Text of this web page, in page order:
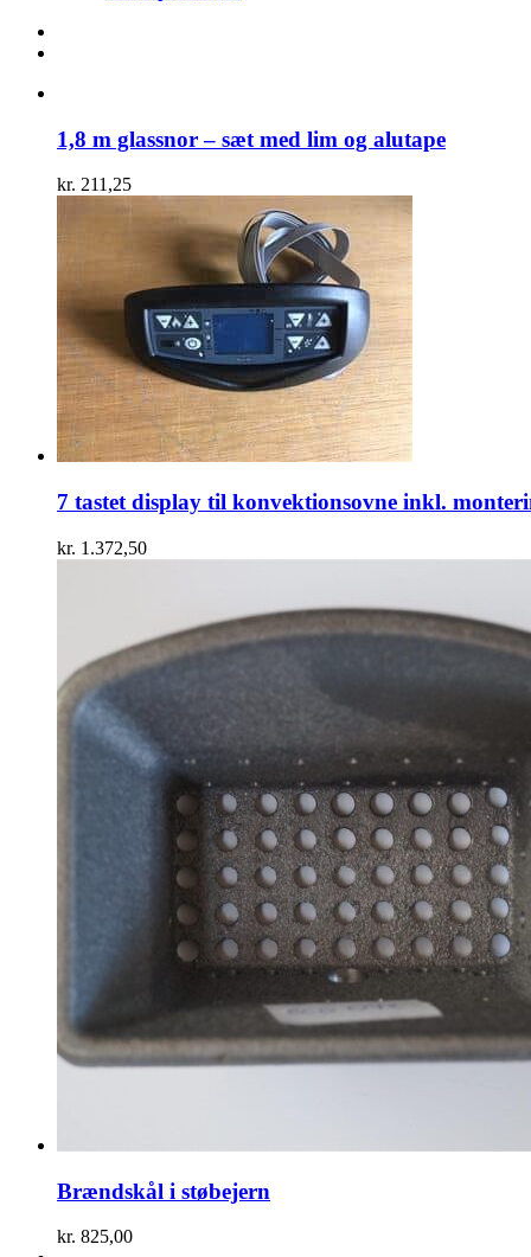
1,8 m glassnor – sæt med lim og alutape
kr. 211,25
7 tastet display til konvektionsovne inkl.
kr. 1.372,50
Brændskål i støbejern
kr. 825,00